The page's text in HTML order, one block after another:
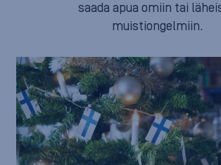
saada apua omiin tai
muistiongelmiin.